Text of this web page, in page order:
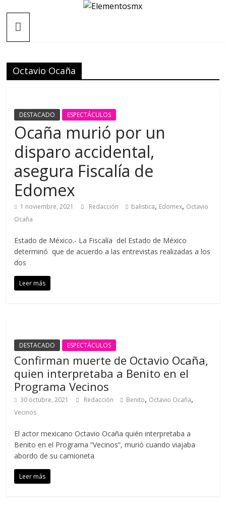
contenidoElementosmx
fundamento
Octavio Ocaña
DESTACADO ESPECTÁCULOS
Ocaña murió por un
disparo accidental,
asegura Fiscalía de
Edomex
1 noviembre, 2021 Redacción balistica, Edomex, Octavio
Ocaña
Estado de México.- La Fiscalía del Estado de México
determinó que de acuerdo a las entrevistas realizadas a los
dos
Leer más
DESTACADO ESPECTÁCULOS
Confirman muerte de Octavio Ocaña,
quien interpretaba a Benito en el
Programa Vecinos
30 octubre, 2021 Redacción Benito, Octavio Ocaña,
Vecinos
El actor mexicano Octavio Ocaña quién interpretaba a
Benito en el Programa “Vecinos”, murió cuando viajaba
abordo de su camioneta
Leer más